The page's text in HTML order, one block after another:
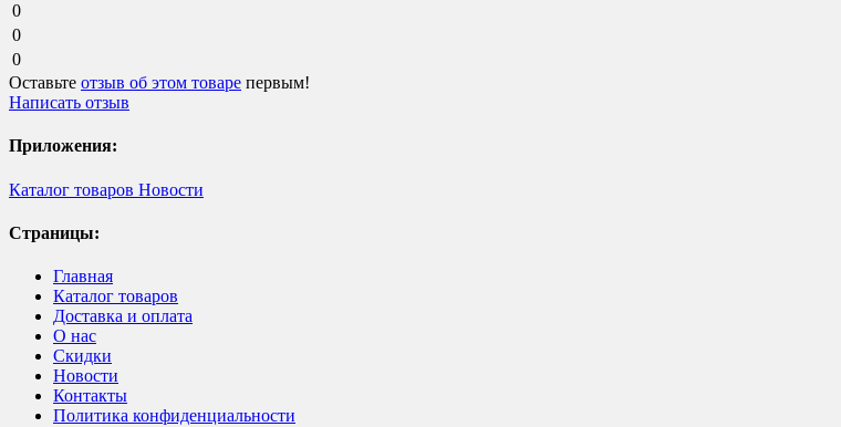
0
0
0
Оставьте отзыв об этом товаре первым!
Написать отзыв
Приложения:
Каталог товаров Новости
Страницы:
Главная
Каталог товаров
Доставка и оплата
О нас
Скидки
Новости
Контакты
Политика конфиденциальности